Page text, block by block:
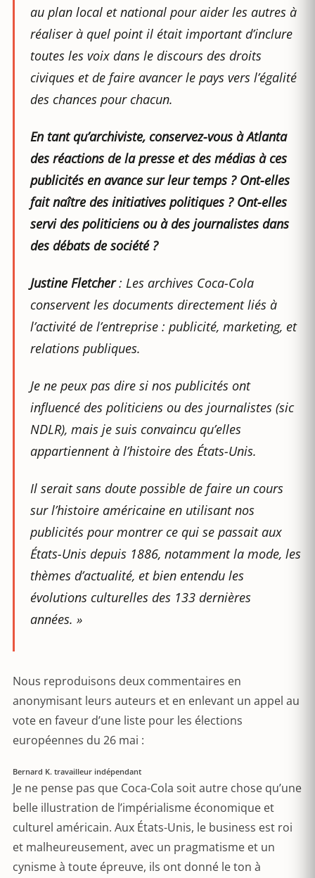
au plan local et national pour aider les autres à
réaliser à quel point il était important d’inclure
toutes les voix dans le discours des droits
civiques et de faire avancer le pays vers l’égalité
des chances pour chacun.
En tant qu’archiviste, conservez-vous à Atlanta
des réactions de la presse et des médias à ces
publicités en avance sur leur temps ? Ont-elles
fait naître des initiatives politiques ? Ont-elles
servi des politiciens ou à des journalistes dans
des débats de société ?
Justine Fletcher: Les archives Coca-Cola
conservent les documents directement liés à
l’activité de l’entreprise : publicité, marketing, et
relations publiques.
Je ne peux pas dire si nos publicités ont
influencé des politiciens ou des journalistes (sic
NDLR), mais je suis convaincu qu’elles
appartiennent à l’histoire des États-Unis.
Il serait sans doute possible de faire un cours
sur l’histoire américaine en utilisant nos
publicités pour montrer ce qui se passait aux
États-Unis depuis 1886, notamment la mode, les
thèmes d’actualité, et bien entendu les
évolutions culturelles des 133 dernières
années. »
Nous reproduisons deux commentaires en
anonymisant leurs auteurs et en enlevant un appel au
vote en faveur d’une liste pour les élections
européennes du 26 mai :
Bernard K. travailleur indépendant
Je ne pense pas que Coca-Cola soit autre chose qu’une
belle illustration de l’impérialisme économique et
culturel américain. Aux États-Unis, le business est roi
et malheureusement, avec un pragmatisme et un
cynisme à toute épreuve, ils ont donné le ton à